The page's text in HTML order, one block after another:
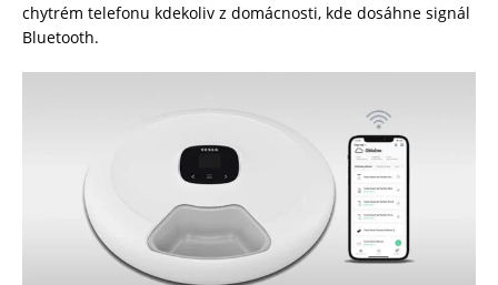
chytrém telefonu kdekoliv z domácnosti, kde dosáhne signál
Bluetooth.